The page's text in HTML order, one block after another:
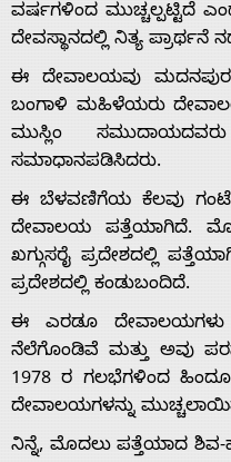
Home
About
Us
Advertise
ವರ್ಷಗಳಿಂದ ಮುಚ್ಚಲ್ಪಟ್ಟಿದೆ
ದೇವಸ್ಥಾನದಲ್ಲಿ ನಿತ್ಯ ಪ್ರಾರ್ಥನೆ
ಈ ದೇವಾಲಯವು ಮದನಪುರ
ಬಂಗಾಳಿ ಮಹಿಳೆಯರು
ಮುಸ್ಲಿಂ
ಸಮಾಧಾನಪಡಿಸಿದರು.
ಈ ಬೆಳವಣಿಗೆಯ ಕೆಲವು
ದೇವಾಲಯ ಪತ್ತೆಯಾಗಿದೆ.
ಖಗ್ಗುಸರೈ ಪ್ರದೇಶದಲ್ಲಿ
ಪ್ರದೇಶದಲ್ಲಿ ಕಂಡುಬಂದಿದೆ.
ಈ ಎರಡೂ ದೇವಾಲಯಗಳು
ನೆಲೆಗೊಂಡಿವೆ ಮತ್ತು ಅವು
1978 ರ ಗಲಭೆಗಳಿಂದ
ದೇವಾಲಯಗಳನ್ನು
ನಿನ್ನೆ, ಮೊದಲು ಪತ್ತೆಯಾದ